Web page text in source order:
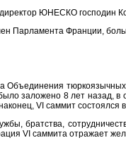
ЮНЕСКО господин
Парламента Франции,
тюркоязычных
заложено 8 лет назад, в
VI саммит состоялся
братства,
VI саммита отражает